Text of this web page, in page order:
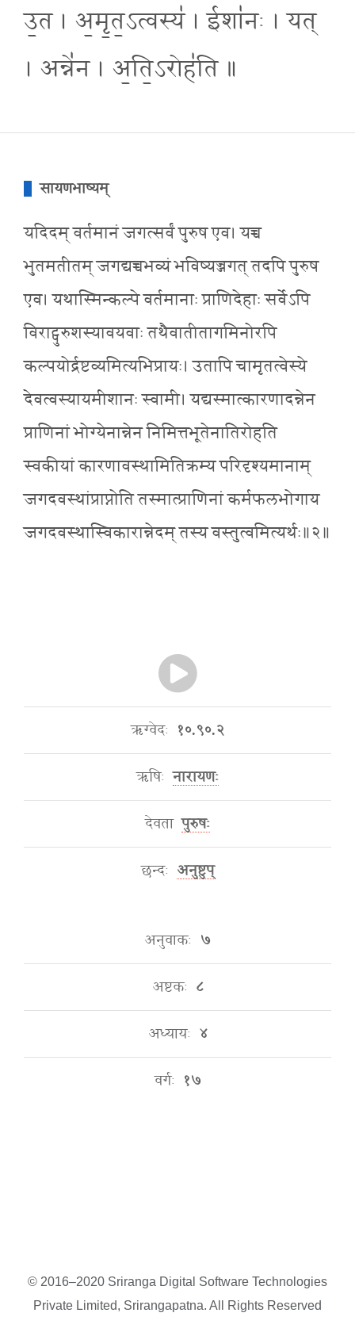
उ॒त । अ॒मृ॒त॒ऽत्वस्य॑ । ईशा॑नः । यत्
। अन्ने॑न । अ॒ति॒ऽरोह॑ति ॥
सायणभाष्यम्
यदिदम् वर्तमानं जगत्सर्वं पुरुष एव। यच्च
भुतमतीतम् जगद्यच्चभव्यं भविष्यज्जगत् तदपि पुरुष
एव। यथास्मिन्कल्पे वर्तमानाः प्राणिदेहाः सर्वेऽपि
विराट्पुरुशस्यावयवाः तथैवातीतागमिनोरपि
कल्पयोर्द्रष्टव्यमित्यभिप्रायः। उतापि चामृतत्वेस्ये
देवत्वस्यायमीशानः स्वामी। यद्यस्मात्कारणादन्नेन
प्राणिनां भोग्येनान्नेन निमित्तभूतेनातिरोहति
स्वकीयां कारणावस्थामितिक्रम्य परिदृश्यमानाम्
जगदवस्थांप्राप्नोति तस्मात्प्राणिनां कर्मफलभोगाय
जगदवस्थास्विकारान्नेदम् तस्य वस्तुत्वमित्यर्थः॥२॥
ऋग्वेदः १०.९०.२
ऋषिः नारायणः
देवता पुरुषः
छन्दः अनुष्टुप्
अनुवाकः ७
अष्टकः ८
अध्यायः ४
वर्गः १७
© 2016–2020 Sriranga Digital Software Technologies
Private Limited, Srirangapatna. All Rights Reserved